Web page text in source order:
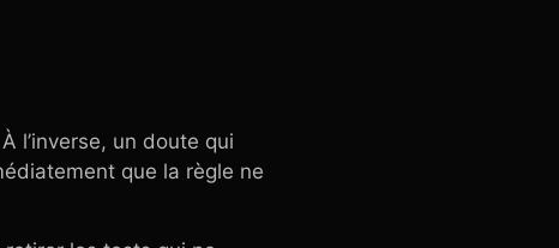
l’inverse, un doute qui
que la règle ne